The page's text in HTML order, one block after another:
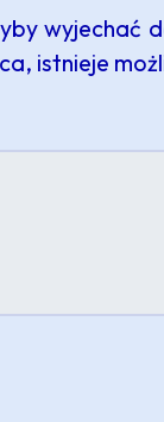
wyjechać
istnieje